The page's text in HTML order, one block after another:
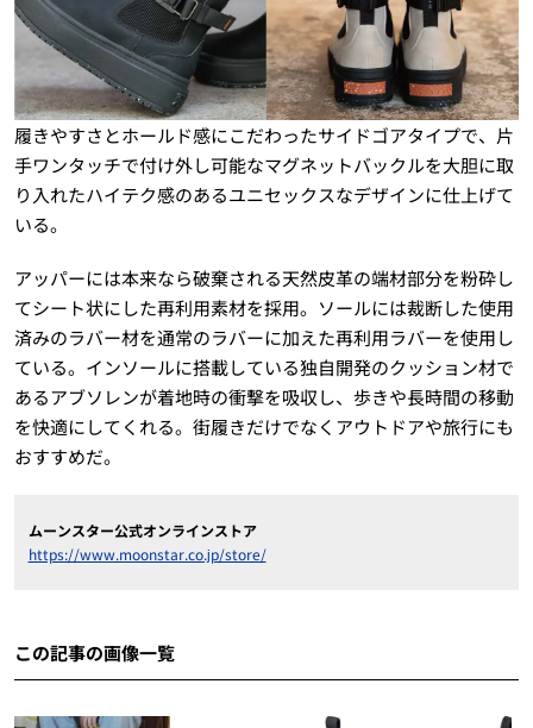
履きやすさとホールド感にこだわったサイドゴアタイプで、片
手ワンタッチで付け外し可能なマグネットバックルを大胆に取
り入れたハイテク感のあるユニセックスなデザインに仕上げて
いる。
アッパーには本来なら破棄される天然皮革の端材部分を粉砕し
てシート状にした再利用素材を採用。ソールには裁断した使用
済みのラバー材を通常のラバーに加えた再利用ラバーを使用し
ている。インソールに搭載している独自開発のクッション材で
あるアブソレンが着地時の衝撃を吸収し、歩きや長時間の移動
を快適にしてくれる。街履きだけでなくアウトドアや旅行にも
おすすめだ。
ムーンスター公式オンラインストア
https://www.moonstar.co.jp/store/
この記事の画像一覧